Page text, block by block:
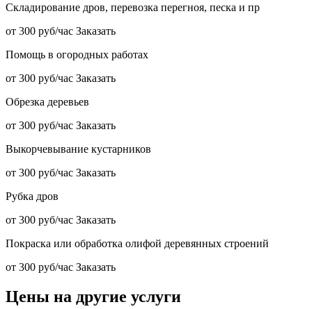
Складирование дров, перевозка перегноя, песка и пр
от 300 руб/час Заказать
Помощь в огородных работах
от 300 руб/час Заказать
Обрезка деревьев
от 300 руб/час Заказать
Выкорчевывание кустарников
от 300 руб/час Заказать
Рубка дров
от 300 руб/час Заказать
Покраска или обработка олифой деревянных строений
от 300 руб/час Заказать
Цены на другие услуги